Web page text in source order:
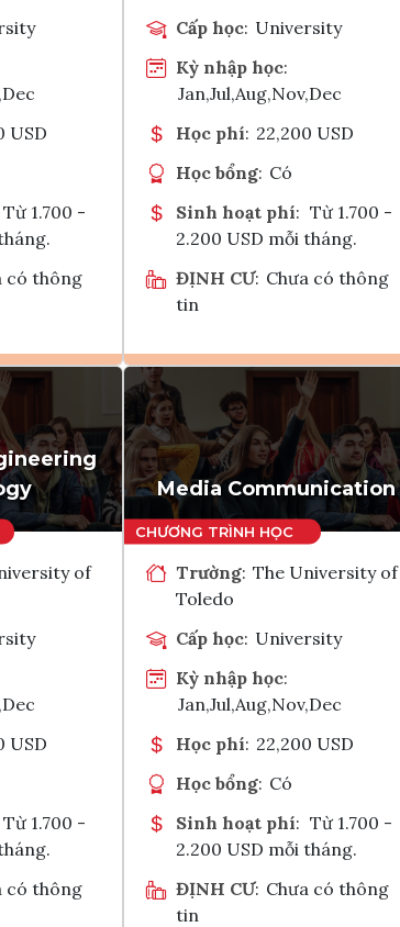
USD
Từ 1.700 -
có thông
vấn Interlink
Cấp học: University
Kỳ nhập học:
Jan,Jul,Aug,Nov,Dec
Học phí: 22,200 USD
Học bổng: Có
Sinh hoạt phí: Từ 1.700 -
2.200 USD mỗi tháng.
ĐỊNH CƯ: Chưa có thông
tin
Ghi danh
Tham vấn Interlink
of
USD
Từ 1.700 -
có thông
Media Communication
Trường: The University of
Toledo
Cấp học: University
Kỳ nhập học:
Jan,Jul,Aug,Nov,Dec
Học phí: 22,200 USD
Học bổng: Có
Sinh hoạt phí: Từ 1.700 -
2.200 USD mỗi tháng.
ĐỊNH CƯ: Chưa có thông
tin